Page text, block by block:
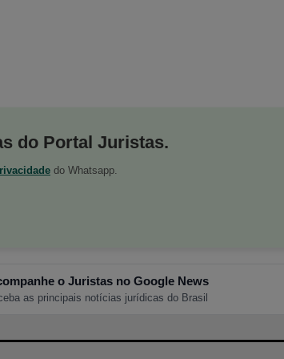
do Portal Juristas.
do Whatsapp.
o Juristas no Google News
as principais notícias jurídicas do Brasil